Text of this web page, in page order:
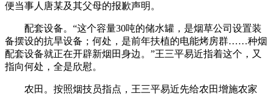
便当事人唐某及其父母的报歉声明。
配套设备。“这个容量30吨的储水罐，是烟草公司设置装
备摆设的抗旱设备；何处，是前年扶植的电能烤房群……种烟
配套设备就正在开辟新烟田身边。”王三平易近指着这个，又
指向何处，全是欣慰。
农田。按照烟技员指点，王三平易近先给农田增施农家